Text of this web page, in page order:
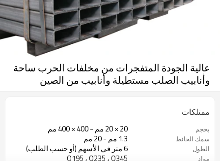
عالية الجودة المتفجرات من مخلفات الحرب ساحة
وأنابيب الصلب مستطيلة وأنابيب من الصين
ممتلكات
بحجم 20 × 20 مم - 400 × 400 مم
سمك الحائط 1.3 مم - 20 مم
الطول 6 متر في الأسهم (أو حسب الطلب)
مواد Q195 ، Q235 ، Q345